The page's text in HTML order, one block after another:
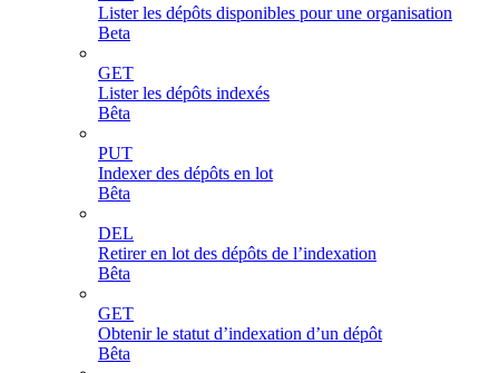
Lister les dépôts disponibles pour une organisation
Beta
GET
Lister les dépôts indexés
Bêta
PUT
Indexer des dépôts en lot
Bêta
DEL
Retirer en lot des dépôts de l’indexation
Bêta
GET
Obtenir le statut d’indexation d’un dépôt
Bêta